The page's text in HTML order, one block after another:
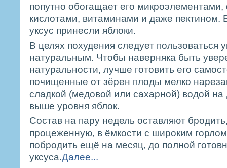
попутно обогащает его
кислотами, витаминами и даже пектином.
уксус принесли яблоки.
В целях похудения следует пользоваться
натуральным. Чтобы наверняка быть
натуральности, лучше готовить его
почищенные от зёрен плоды мелко
сладкой (медовой или сахарной) водой на
выше уровня яблок.
Состав на пару недель оставляют
процеженную, в ёмкости с широким
побродить ещё на месяц, до полной
уксуса.Далее...